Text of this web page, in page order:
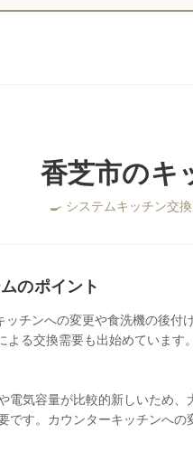
香芝市のキ
🍳 システムキッチン交
のポイント
チンへの変更や食洗機の後
る交換需要も出始めています。
電気容量が比較的新しいため
です。カウンターキッチンへの